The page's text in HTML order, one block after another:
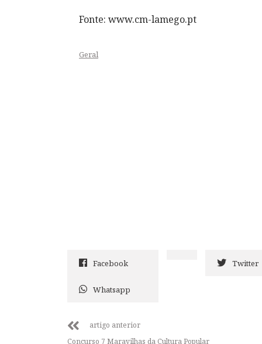
Fonte: www.cm-lamego.pt
Geral
Facebook Twitter
Whatsapp
artigo anterior
Concurso 7 Maravilhas da Cultura Popular